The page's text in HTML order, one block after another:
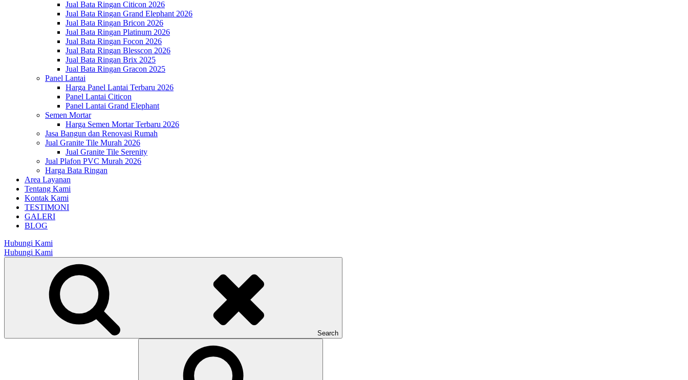
Jual Bata Ringan Citicon 2026
Jual Bata Ringan Grand Elephant 2026
Jual Bata Ringan Bricon 2026
Jual Bata Ringan Platinum 2026
Jual Bata Ringan Focon 2026
Jual Bata Ringan Blesscon 2026
Jual Bata Ringan Brix 2025
Jual Bata Ringan Gracon 2025
Panel Lantai
Harga Panel Lantai Terbaru 2026
Panel Lantai Citicon
Panel Lantai Grand Elephant
Semen Mortar
Harga Semen Mortar Terbaru 2026
Jasa Bangun dan Renovasi Rumah
Jual Granite Tile Murah 2026
Jual Granite Tile Serenity
Jual Plafon PVC Murah 2026
Harga Bata Ringan
Area Layanan
Tentang Kami
Kontak Kami
TESTIMONI
GALERI
BLOG
Hubungi Kami
Hubungi Kami
Search